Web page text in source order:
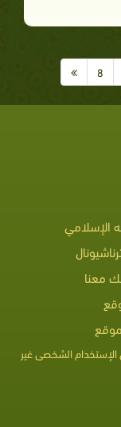
8
الإسلامي
معنا
الشخصى غير